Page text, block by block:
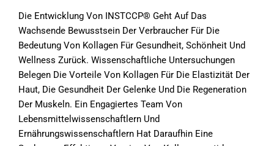
Die Entwicklung Von INSTCCP® Geht Auf Das
Wachsende Bewusstsein Der Verbraucher Für Die
Bedeutung Von Kollagen Für Gesundheit, Schönheit Und
Wellness Zurück. Wissenschaftliche Untersuchungen
Belegen Die Vorteile Von Kollagen Für Die Elastizität Der
Haut, Die Gesundheit Der Gelenke Und Die Regeneration
Der Muskeln. Ein Engagiertes Team Von
Lebensmittelwissenschaftlern Und
Ernährungswissenschaftlern Hat Daraufhin Eine